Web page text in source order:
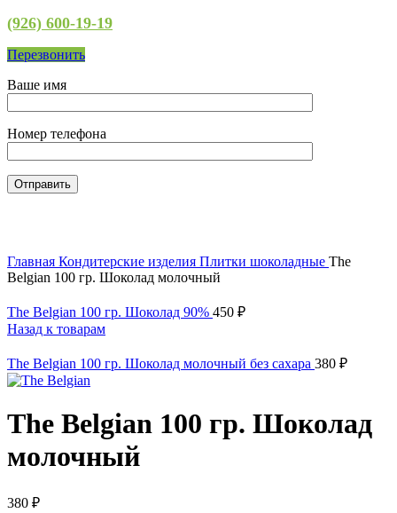
(926) 600-19-19
Перезвонить
Ваше имя
Номер телефона
Главная Кондитерские изделия Плитки шоколадные The
Belgian 100 гр. Шоколад молочный
The Belgian 100 гр. Шоколад 90% 450 ₽
Назад к товарам
The Belgian 100 гр. Шоколад молочный без сахара 380 ₽
The Belgian 100 гр. Шоколад
молочный
380 ₽